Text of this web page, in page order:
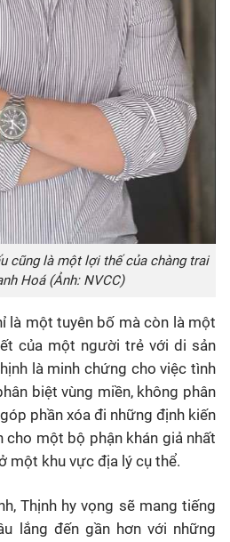
cũng là một lợi thế của chàng trai
Hoá (Ảnh: NVCC)
là một tuyên bố mà còn là một
của một người trẻ với di sản
là minh chứng cho việc tình
biệt vùng miền, không phân
phần xóa đi những định kiến
cho một bộ phận khán giả nhất
một khu vực địa lý cụ thể.
Thịnh hy vọng sẽ mang tiếng
lắng đến gần hơn với những